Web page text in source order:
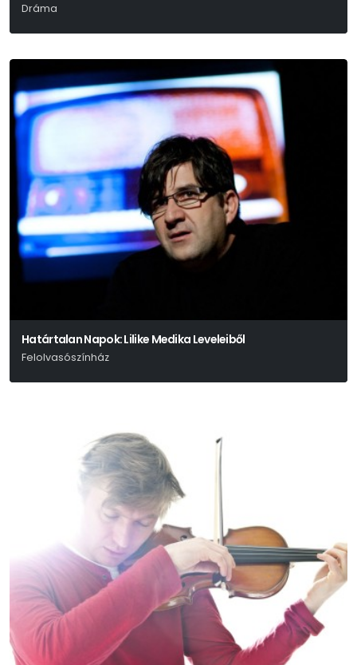
Dráma
Határtalan Napok: Lilike Medika Leveleiből
Felolvasószínház